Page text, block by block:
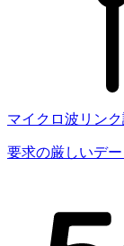
マイクロ波リン
要求の厳しいデ